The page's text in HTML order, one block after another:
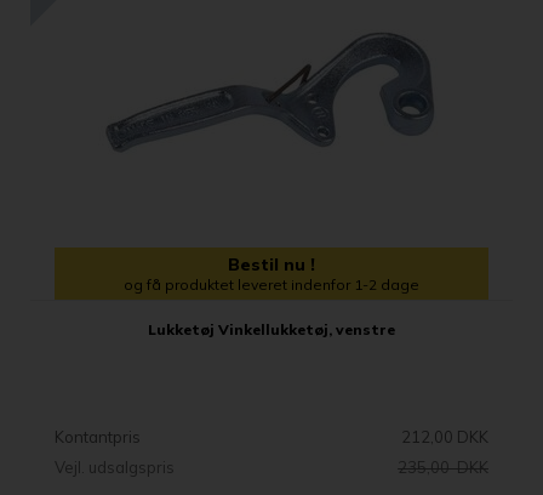
Bestil nu !
og få produktet leveret indenfor 1-2 dage
Lukketøj Vinkellukketøj, venstre
Kontantpris
212,00 DKK
Vejl. udsalgspris
235,00 DKK